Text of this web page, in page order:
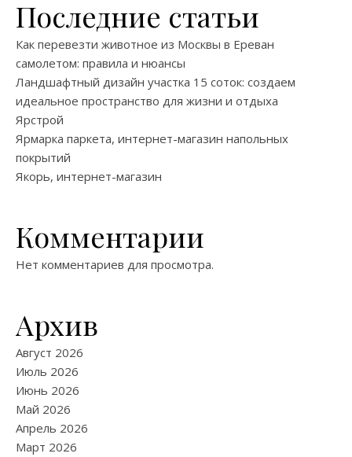
Последние статьи
Как перевезти животное из Москвы в Ереван
самолетом: правила и нюансы
Ландшафтный дизайн участка 15 соток: создаем
идеальное пространство для жизни и отдыха
Ярстрой
Ярмарка паркета, интернет-магазин напольных
покрытий
Якорь, интернет-магазин
Комментарии
Нет комментариев для просмотра.
Архив
Август 2026
Июль 2026
Июнь 2026
Май 2026
Апрель 2026
Март 2026